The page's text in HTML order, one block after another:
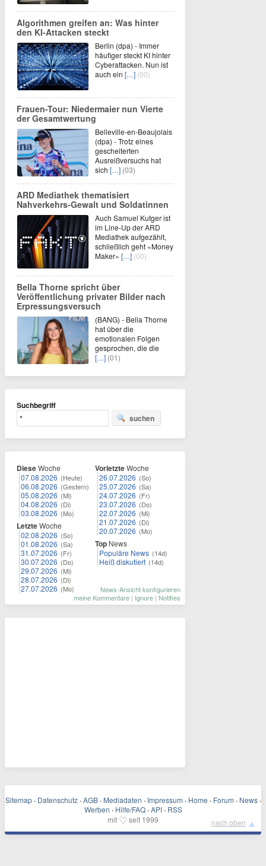
Algorithmen greifen an: Was hinter
den KI-Attacken steckt
Berlin (dpa) - Immer
häufiger steckt KI hinter
Cyberattacken. Nun ist
auch ein […] (00)
Frauen-Tour: Niedermaier nun Vierte
der Gesamtwertung
Belleville-en-Beaujolais
(dpa) - Trotz eines
gescheiterten
Ausreißversuchs hat
sich […] (03)
ARD Mediathek thematisiert
Nahverkehrs-Gewalt und Soldatinnen
Auch Samuel Kutger ist
im Line-Up der ARD
Mediathek aufgezählt,
schließlich geht «Money
Maker» […] (00)
Bella Thorne spricht über
Veröffentlichung privater Bilder nach
Erpressungsversuch
(BANG) - Bella Thorne
hat über die
emotionalen Folgen
gesprochen, die die
[…] (01)
Suchbegriff
suchen
DieseWoche
07.08.2026 (Heute)
06.08.2026 (Gestern)
05.08.2026 (Mi)
04.08.2026 (Di)
03.08.2026 (Mo)
LetzteWoche
02.08.2026 (So)
01.08.2026 (Sa)
31.07.2026 (Fr)
30.07.2026 (Do)
29.07.2026 (Mi)
28.07.2026 (Di)
27.07.2026 (Mo)
VorletzteWoche
26.07.2026 (So)
25.07.2026 (Sa)
24.07.2026 (Fr)
23.07.2026 (Do)
22.07.2026 (Mi)
21.07.2026 (Di)
20.07.2026 (Mo)
Top News
Populäre News (14d)
Heiß diskutiert (14d)
News-Ansicht konfigurieren
meine Kommentare | Ignore | Notifies
Sitemap · Datenschutz · AGB · Mediadaten · Impressum · Home · Forum · News ·
Werben · Hilfe/FAQ · API · RSS
mit ♡ seit 1999 nach oben ▲